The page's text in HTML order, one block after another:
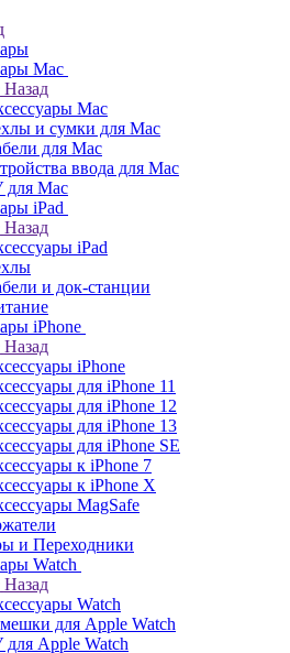
Mac
Назад
Mac
и сумки для Mac
для Mac
ввода для Mac
для Mac
iPad
Назад
iPad
и док-станции
iPhone
Назад
iPhone
для iPhone 11
для iPhone 12
для iPhone 13
для iPhone SE
к iPhone 7
к iPhone X
MagSafe
и Переходники
Watch
Назад
Watch
для Apple Watch
для Apple Watch